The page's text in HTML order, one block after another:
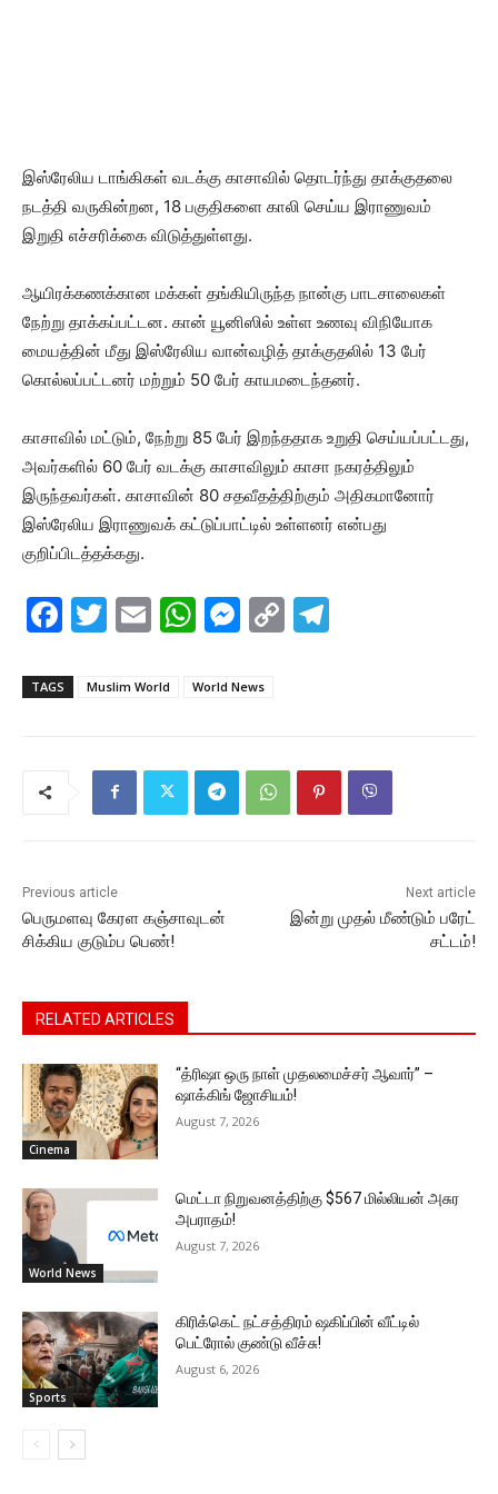
இஸ்ரேலிய டாங்கிகள் வடக்கு காசாவில் தொடர்ந்து தாக்குதலை
நடத்தி வருகின்றன, 18 பகுதிகளை காலி செய்ய இராணுவம்
இறுதி எச்சரிக்கை விடுத்துள்ளது.
ஆயிரக்கணக்கான மக்கள் தங்கியிருந்த நான்கு பாடசாலைகள்
நேற்று தாக்கப்பட்டன. கான் யூனிஸில் உள்ள உணவு விநியோக
மையத்தின் மீது இஸ்ரேலிய வான்வழித் தாக்குதலில் 13 பேர்
கொல்லப்பட்டனர் மற்றும் 50 பேர் காயமடைந்தனர்.
காசாவில் மட்டும், நேற்று 85 பேர் இறந்ததாக உறுதி செய்யப்பட்டது,
அவர்களில் 60 பேர் வடக்கு காசாவிலும் காசா நகரத்திலும்
இருந்தவர்கள். காசாவின் 80 சதவீதத்திற்கும் அதிகமானோர்
இஸ்ரேலிய இராணுவக் கட்டுப்பாட்டில் உள்ளனர் என்பது
குறிப்பிடத்தக்கது.
F
c
T
itt
E
ai
W
at
p
p
M
s
n
g
C
k
TAGS Muslim World World News
Previous article
பெருமளவு கேரள கஞ்சாவுடன்
சிக்கிய குடும்ப பெண்!
Next article
இன்று முதல் மீண்டும் பரேட்
சட்டம்!
RELATED ARTICLES
Cinema
“த்ரிஷா ஒரு நாள் முதலமைச்சர் ஆவார்” –
ஷாக்கிங் ஜோசியம்!
August 7, 2026
World News
மெட்டா நிறுவனத்திற்கு $567 மில்லியன் அசுர
அபராதம்!
August 7, 2026
Sports
கிரிக்கெட் நட்சத்திரம் ஷகிப்பின் வீட்டில்
பெட்ரோல் குண்டு வீச்சு!
August 6, 2026